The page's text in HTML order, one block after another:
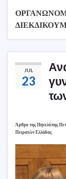
JUL
23
Άρθρο της Πηνελόπης
Πειρατών Ελλάδας